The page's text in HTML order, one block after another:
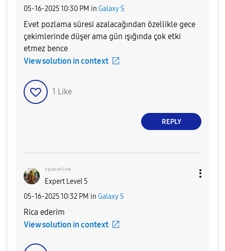
‎05-16-202510:30 PM in Galaxy S
Evet pozlama süresi azalacağından özellikle gece
çekimlerinde düşer ama gün ışığında çok etki
etmez bence
View solution in context
1 Like
REPLY
ˢᵖᵃᶜᵉˡⁱⁿᵉ
Expert Level 5
‎05-16-202510:32 PM in Galaxy S
Rica ederim
View solution in context